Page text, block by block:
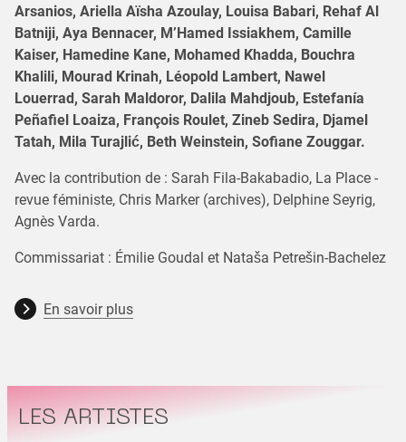
Arsanios, Ariella Aïsha Azoulay, Louisa Babari, Rehaf Al
Batniji, Aya Bennacer, M’Hamed Issiakhem, Camille
Kaiser, Hamedine Kane, Mohamed Khadda, Bouchra
Khalili, Mourad Krinah, Léopold Lambert, Nawel
Louerrad, Sarah Maldoror, Dalila Mahdjoub, Estefanía
Peñafiel Loaiza, François Roulet, Zineb Sedira, Djamel
Tatah, Mila Turajlić, Beth Weinstein, Sofiane Zouggar.
Avec la contribution de : Sarah Fila-Bakabadio, La Place -
revue féministe, Chris Marker (archives), Delphine Seyrig,
Agnès Varda.
Commissariat : Émilie Goudal et Nataša Petrešin-Bachelez
En savoir plus
LES ARTISTES